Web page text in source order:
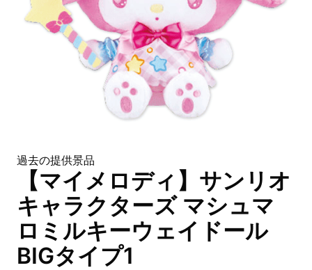
過去の提供景品
【マイメロディ】サンリオ
キャラクターズ マシュマ
ロミルキーウェイドール
BIGタイプ1